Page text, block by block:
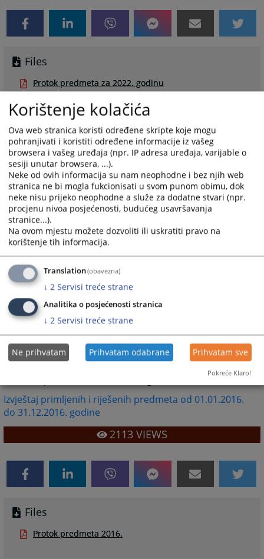
Files
Protok predmeta za 2022. godinu
Protok predmeta za 2017. godinu
Izvještaj primljenih i riješenih predmeta od
01.01.2017.do 31.12.2017. godine
2170VIEWS
Files
Protok predmeta 2017
Izvještaj primljenih i riješenih predmeta od 01.01.2016.
do 31.12.2016. godine
2113 VIEWS
Files
Protok predmeta 2016.
Korištenje kolačića
Ova web stranica koristi određene skripte koje mogu
pohranjivati i koristiti određene informacije iz vašeg
browsera i vašeg uređaja (npr. IP adresa uređaja, varijable o
sesiji unutar browsera, ...).
Neke od ovih informacija su nam neophodne i bez njih web
stranica ne bi mogla fukcionisati u svom punom obimu, dok
neke nisu prijeko neophodne a služe za dodatne stvari (npr.
procjenu nivoa posjećenosti, budućeg usavršavanja
stranice...).
Na ovom mjestu možete dozvoliti ili uskratiti pravo na
korištenje tih informacija.
Translation(obavezna)
↓ 2 Servisi treće strane
Analitika o posjećenosti stranica
↓ 2 Servisi treće strane
Ne prihvatam Prihvatam odabrane Prihvatam sve
Pokreće Klaro!